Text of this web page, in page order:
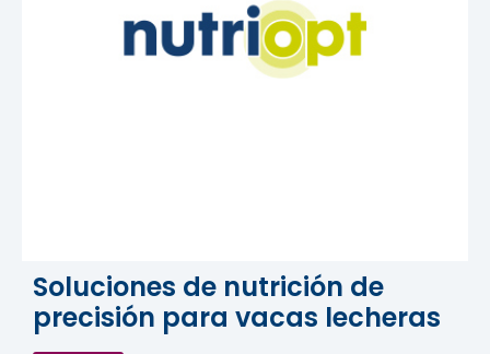
Soluciones de nutrición de
precisión para vacas lecheras